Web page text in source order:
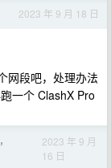
2023 年 9 月 18 日
网段吧，处理办法
一个 ClashX Pro
2023 年 9 月
16 日